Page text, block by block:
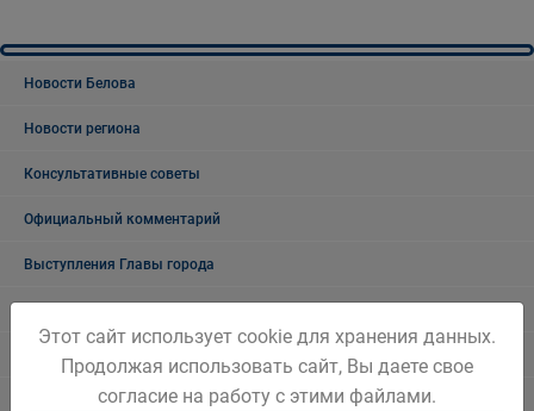
Новости Белова
Новости региона
Консультативные советы
Официальный комментарий
Выступления Главы города
Общественные обсуждения архив
Публичные слушания
Этот сайт использует cookie для хранения данных.
Продолжая использовать сайт, Вы даете свое
согласие на работу с этими файлами.